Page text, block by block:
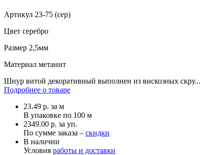
Артикул 23-75 (сер)
Цвет серебро
Размер 2,5мм
Материал метанит
Шнур витой декоративный выполнен из вискозных скру...
Подробнее о товаре
23.49 р. за м
В упаковке по 100 м
2349.00 р. за уп.
По сумме заказа – скидки
В наличии
Условия работы и доставки